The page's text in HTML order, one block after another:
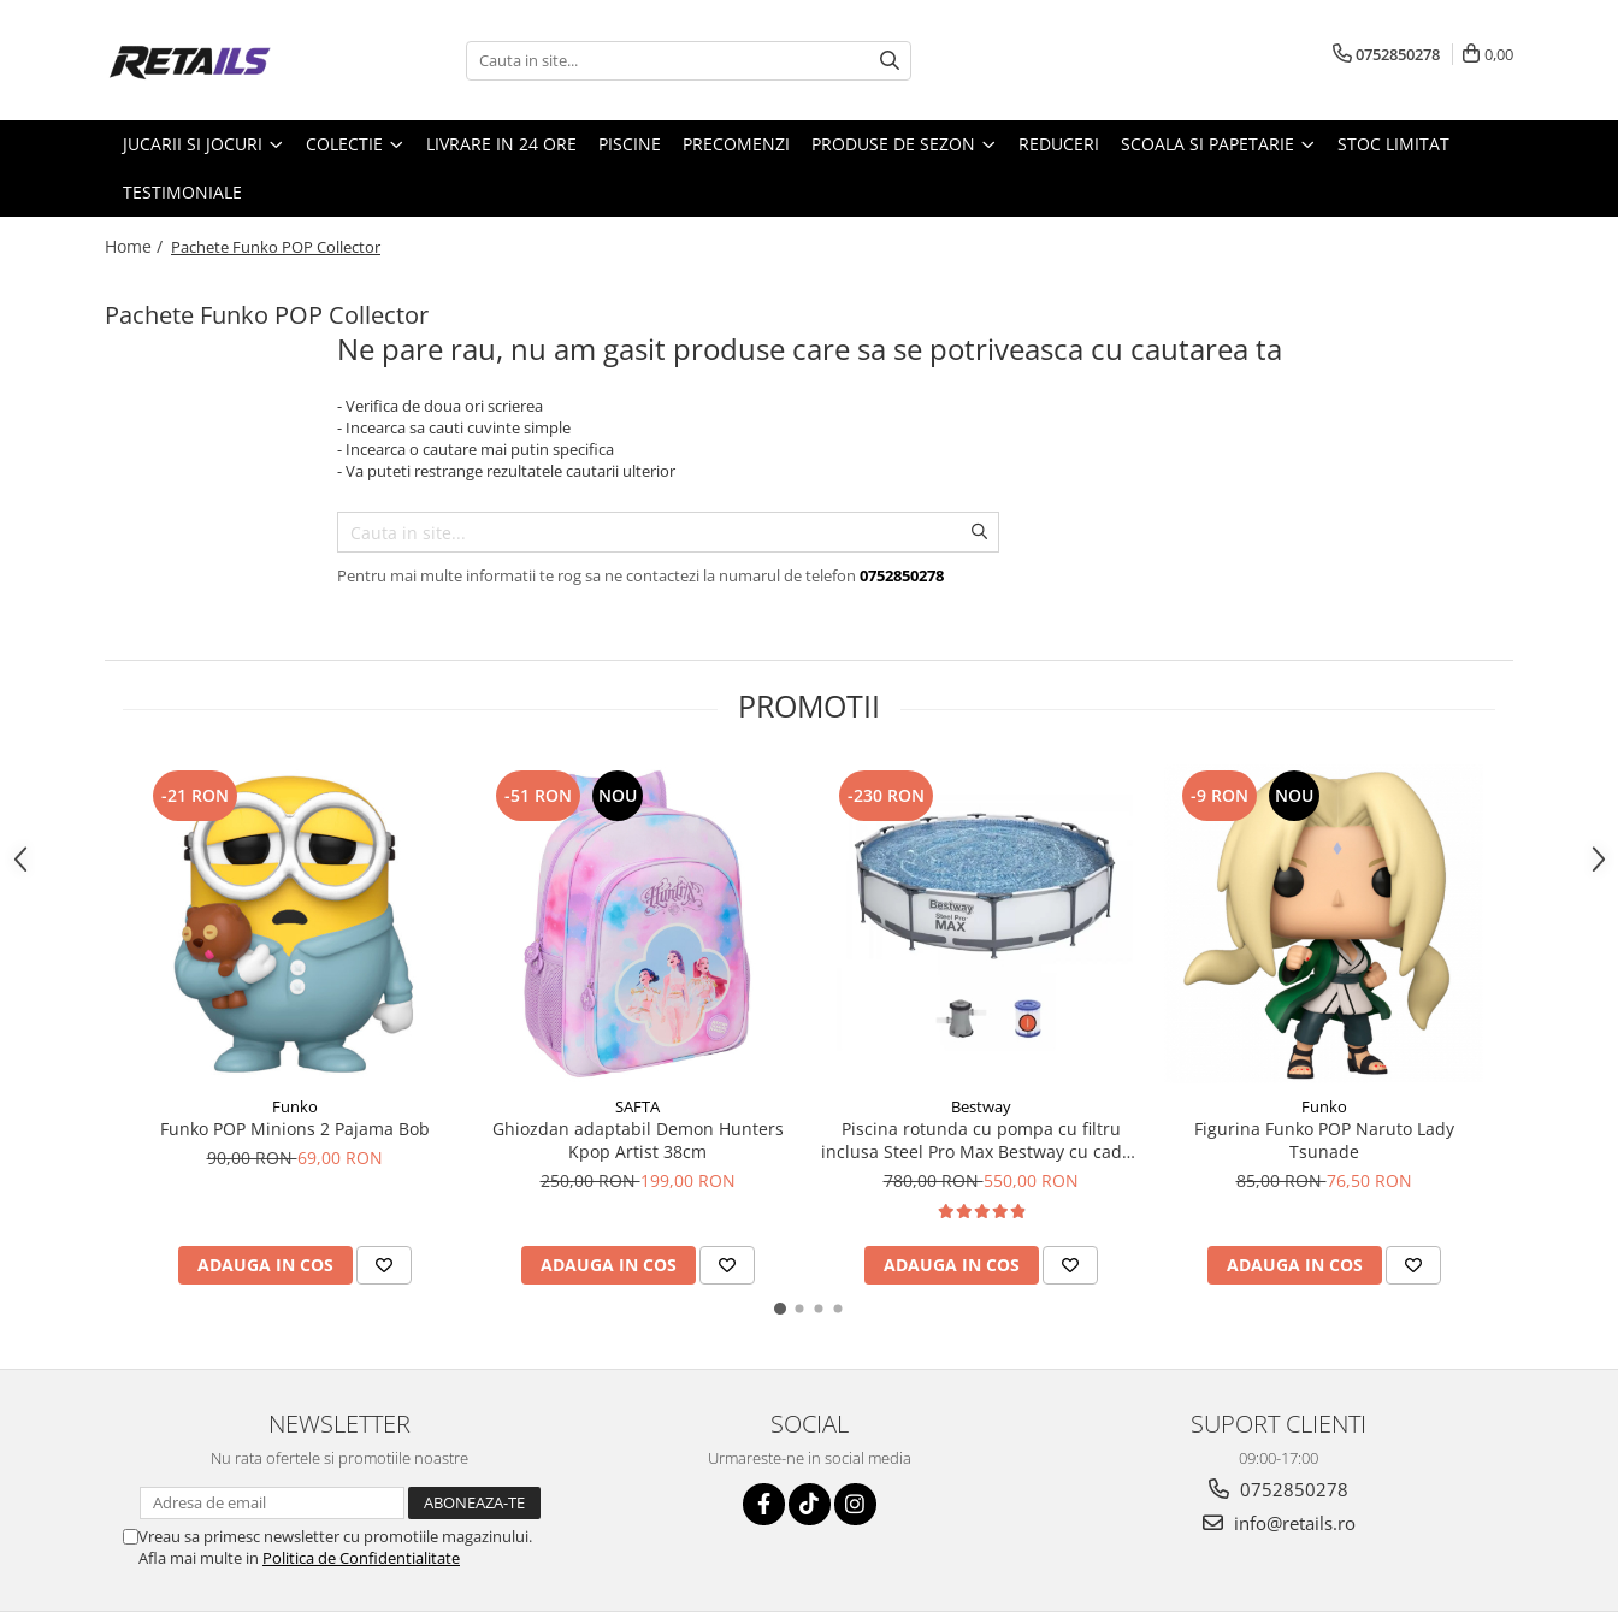
Jucarii si jocuri
Colectie
Figurine Exclusive
Mystery box
Produse de sezon
Scoala si Papetarie
0752850278 0,00
JUCARII SI JOCURI COLECTIE LIVRARE IN 24 ORE PISCINE PRECOMENZI PRODUSE DE SEZON REDUCERI SCOALA SI PAPETARIE STOC LIMITAT
TESTIMONIALE
Home / Pachete Funko POP Collector
Pachete Funko POP Collector
Ne pare rau, nu am gasit produse care sa se potriveasca cu cautarea ta
- Verifica de doua ori scrierea
- Incearca sa cauti cuvinte simple
- Incearca o cautare mai putin specifica
- Va puteti restrange rezultatele cautarii ulterior
Pentru mai multe informatii te rog sa ne contactezi la numarul de telefon 0752850278
PROMOTII
-21 RON
Funko
Funko POP Minions 2 Pajama Bob
90,00 RON69,00 RON
ADAUGA IN COS
-51 RON NOU
SAFTA
Ghiozdan adaptabil Demon Hunters
Kpop Artist 38cm
250,00 RON199,00 RON
ADAUGA IN COS
-230 RON
Bestway
Piscina rotunda cu pompa cu filtru
inclusa Steel Pro Max Bestway cu cadru
metalic,inox, diametru 366 cm,
pompa 1249 l/h, gri deschis
780,00 RON550,00 RON
ADAUGA IN COS
-9 RON NOU
Funko
Figurina Funko POP Naruto Lady
Tsunade
85,00 RON76,50 RON
ADAUGA IN COS
NEWSLETTER
Nu rata ofertele si promotiile noastre
Vreau sa primesc newsletter cu promotiile magazinului.
Afla mai multe in Politica de Confidentialitate
SOCIAL
Urmareste-ne in social media
SUPORT CLIENTI
09:00-17:00
0752850278
info@retails.ro